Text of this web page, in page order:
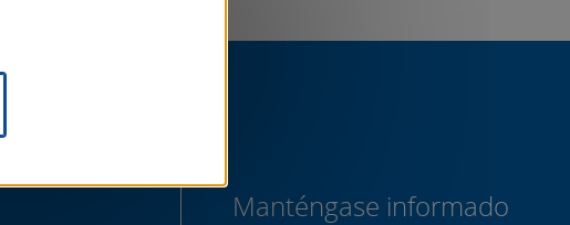
Manténgase informado